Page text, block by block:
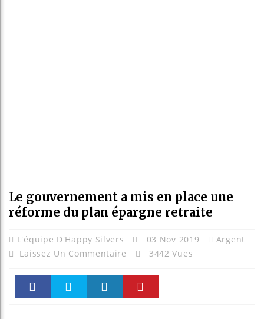
Le gouvernement a mis en place une
réforme du plan épargne retraite
L'équipe D'Happy Silvers 03 Nov 2019
Argent
Laissez Un Commentaire
3442 Vues